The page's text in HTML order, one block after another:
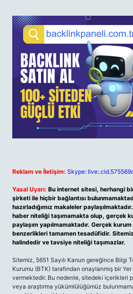
Reklam ve İletişim: Skype:
Yasal Uyarı: Bu internet sitesi, herhangi
şirketi ile hiçbir bağlantısı
hazırladığımız makaleler
haber niteliği taşımamakta olup, gerçek
paylaşım yapılmamaktadır. Gerçek
benzerlikleri tamamen tesadüfidir.
halindedir ve tavsiye niteliği taşımazlar.
Sitemiz, 5651 Sayılı Kanun gereğince Bilgi
Kurumu (BTK) tarafından onaylanmış bir
vermektedir. Bu nedenle, sitedeki içerikleri
veya araştırma yükümlülüğümüz